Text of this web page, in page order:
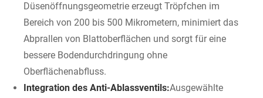
Düsenöffnungsgeometrie erzeugt Tröpfchen im
Bereich von 200 bis 500 Mikrometern, minimiert das
Abprallen von Blattoberflächen und sorgt für eine
bessere Bodendurchdringung ohne
Oberflächenabfluss.
Integration des Anti-Ablassventils:Ausgewählte